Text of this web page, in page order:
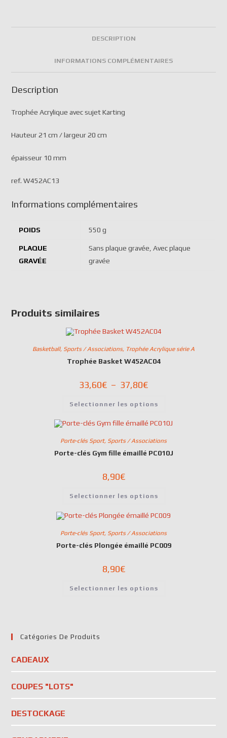
DESCRIPTION
INFORMATIONS COMPLÉMENTAIRES
Description
Trophée Acrylique avec sujet Karting
Hauteur 21 cm / largeur 20 cm
épaisseur 10 mm
ref. W452AC13
Informations complémentaires
POIDS 550 g
PLAQUE
GRAVÉE
Sans plaque gravée, Avec plaque
gravée
Produits similaires
Basketball, Sports / Associations, Trophée Acrylique série A
Trophée Basket W452AC04
33,60€ – 37,80€
Selectionner les options
Porte-clés Sport, Sports / Associations
Porte-clés Gym fille émaillé PC010J
8,90€
Selectionner les options
Porte-clés Sport, Sports / Associations
Porte-clés Plongée émaillé PC009
8,90€
Selectionner les options
Catégories De Produits
CADEAUX
COUPES "LOTS"
DESTOCKAGE